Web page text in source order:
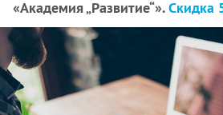
«Академия „Развитие“».Скидка